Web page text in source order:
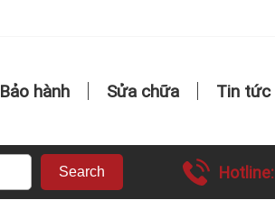
Bảo hành Sửa chữa Tin tức
Search Hotline: